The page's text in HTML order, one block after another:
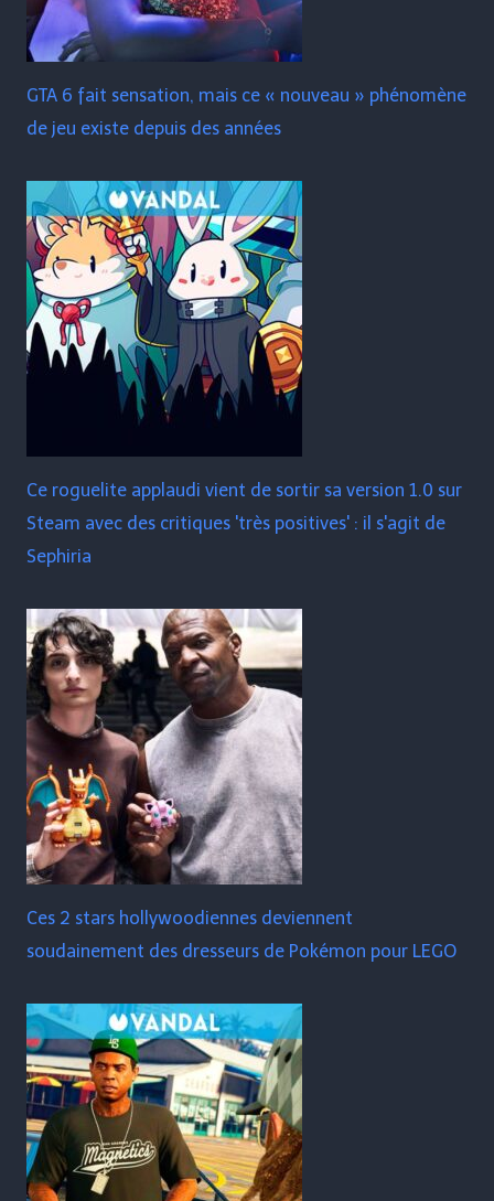
GTA 6 fait sensation, mais ce « nouveau » phénomène
de jeu existe depuis des années
Ce roguelite applaudi vient de sortir sa version 1.0 sur
Steam avec des critiques 'très positives' : il s'agit de
Sephiria
Ces 2 stars hollywoodiennes deviennent
soudainement des dresseurs de Pokémon pour LEGO